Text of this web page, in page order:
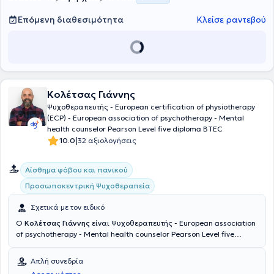
Επόμενη διαθεσιμότητα Κλείσε ραντεβού
Κολέτσας Γιάννης
Ψυχοθεραπευτής - European certification of physiotherapy
(ECP) - European association of psychotherapy - Mental
health counselor Pearson Level five diploma BTEC
10.0|32 αξιολογήσεις
Αίσθημα φόβου και πανικού
Προσωποκεντρική Ψυχοθεραπεία
Σχετικά με τον ειδικό
Ο Κολέτσας Γιάννης είναι Ψυχοθεραπευτής - European association
of psychotherapy - Mental health counselor Pearson Level five
κάτοχος διπλώματος επιπέδου 5 στη Θεραπευτική Συμβουλευτική,
ενώ για 4 χρόνια εκπαιδεύτηκε και ειδικεύτηκε στην
Απλή συνεδρία